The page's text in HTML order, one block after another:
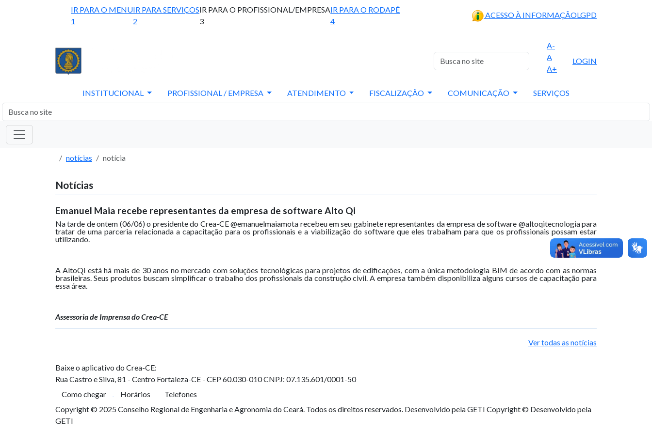
IR PARA O MENU
1
IR PARA SERVIÇOS
2
IR PARA O PROFISSIONAL/EMPRESA
3
IR PARA O RODAPÉ
4
ACESSO À INFORMAÇÃOLGPD
A-
A
A+
LOGIN
INSTITUCIONAL PROFISSIONAL / EMPRESA ATENDIMENTO FISCALIZAÇÃO COMUNICAÇÃO SERVIÇOS
notícias notícia
Notícias
Emanuel Maia recebe representantes da empresa de software Alto Qi
Na tarde de ontem (06/06) o presidente do Crea-CE @emanuelmaiamota recebeu em seu gabinete representantes da empresa de software @altoqitecnologia para
tratar de uma parceria relacionada a capacitação para os profissionais e a viabilização do software que eles trabalham para que os profissionais possam estar
utilizando.
A AltoQi está há mais de 30 anos no mercado com soluções tecnológicas para projetos de edificações, com a única metodologia BIM de acordo com as normas
brasileiras. Seus produtos buscam simplificar o trabalho dos profissionais da construção civil. A empresa também disponibiliza alguns cursos de capacitação para
essa área.
Assessoria de Imprensa do Crea-CE
Ver todas as notícias
Baixe o aplicativo do Crea-CE:
Rua Castro e Silva, 81 - Centro Fortaleza-CE - CEP 60.030-010CNPJ: 07.135.601/0001-50
Como chegar
Horários
Telefones
Copyright © 2025 Conselho Regional de Engenharia e Agronomia do Ceará. Todos os direitos reservados. Desenvolvido pela GETI Copyright © Desenvolvido pela
GETI